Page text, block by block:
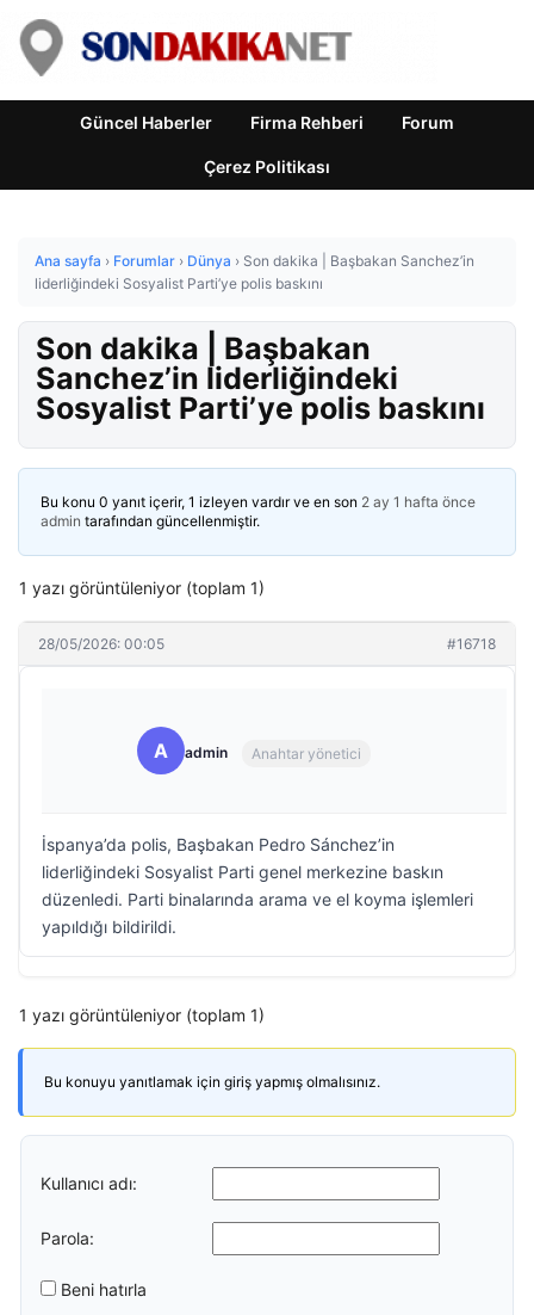
Güncel Haberler Firma Rehberi Forum
Çerez Politikası
Ana sayfa › Forumlar › Dünya › Son dakika | Başbakan Sanchez’in
liderliğindeki Sosyalist Parti’ye polis baskını
Son dakika | Başbakan
Sanchez’in liderliğindeki
Sosyalist Parti’ye polis baskını
Bu konu 0 yanıt içerir, 1 izleyen vardır ve en son 2 ay 1 hafta önce
admin tarafından güncellenmiştir.
1 yazı görüntüleniyor (toplam 1)
28/05/2026: 00:05 #16718
A admin Anahtar yönetici
İspanya’da polis, Başbakan Pedro Sánchez’in
liderliğindeki Sosyalist Parti genel merkezine baskın
düzenledi. Parti binalarında arama ve el koyma işlemleri
yapıldığı bildirildi.
1 yazı görüntüleniyor (toplam 1)
Bu konuyu yanıtlamak için giriş yapmış olmalısınız.
Kullanıcı adı:
Parola:
Beni hatırla